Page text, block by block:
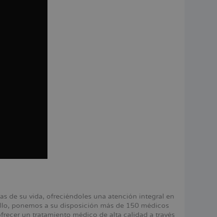
de su vida, ofreciéndoles una atención integral en
ponemos a su disposición más de 150 médicos
un tratamiento médico de alta calidad a través